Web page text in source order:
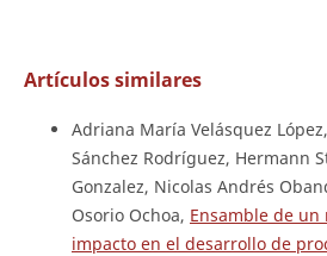
Artículos similares
Adriana María Velásquez
Sánchez Rodríguez, Hermann
Gonzalez, Nicolas Andrés
Osorio Ochoa, Ensamble de un
impacto en el desarrollo de